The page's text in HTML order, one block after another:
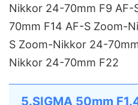
Nikkor 24-70mm F9
70mm F14 AF-S Zoom-
S Zoom-Nikkor 24-
Nikkor 24-70mm F22
5.SIGMA 50mm